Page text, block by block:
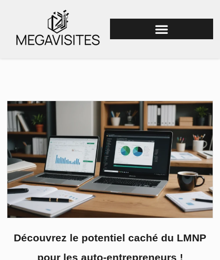
Découvrez le potentiel caché du LMNP
pour les auto-entrepreneurs !